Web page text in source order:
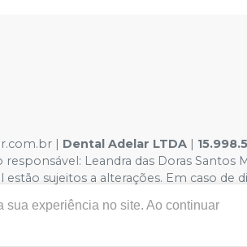
| Dental Adelar LTDA
Leandra das Doras Santos
sujeitos a alterações. Em caso
experiência no site. Ao continuar